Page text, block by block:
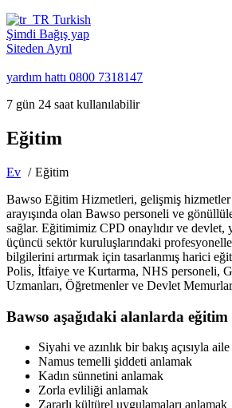
Turkish
Şimdi Bağış yap
Siteden Ayrıl
yardım hattı 0800 7318147
7 gün 24 saat kullanılabilir
Eğitim
Ev
Eğitim
Bawso Eğitim Hizmetleri, gelişmiş
arayışında olan Bawso personeli ve
sağlar. Eğitimimiz CPD onaylıdır ve devlet,
üçüncü sektör kuruluşlarındaki
bilgilerini artırmak için tasarlanmış harici
Polis, İtfaiye ve Kurtarma, NHS personeli,
Uzmanları, Öğretmenler ve Devlet
Bawso aşağıdaki alanlarda
Siyahi ve azınlık bir bakış açısıyla
Namus temelli şiddeti anlamak
Kadın sünnetini anlamak
Zorla evliliği anlamak
Zararlı kültürel uygulamaları anlamak